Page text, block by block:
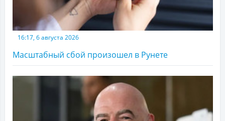
16:17, 6 августа 2026
Масштабный сбой произошел в Рунете